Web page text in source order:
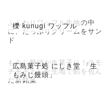
櫟 kunugi ワッフル
ふんわりワッフル生地の中
に、たっぷりクリームをサン
ド
広島菓子処 にしき堂 「生
もみじ饅頭」
もみじ饅頭が生菓子に！？モ
チモチとした生地で餡を包ん
だ新銘菓